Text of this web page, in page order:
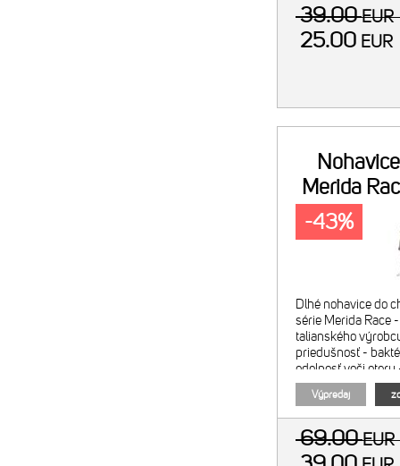
39.00EUR
25.00 EUR
Merida
Dlhé nohavice do
série Merida Race
talianského
priedušnosť -
odolnosť voči
elastických
Výpredaj
-43%
69.00